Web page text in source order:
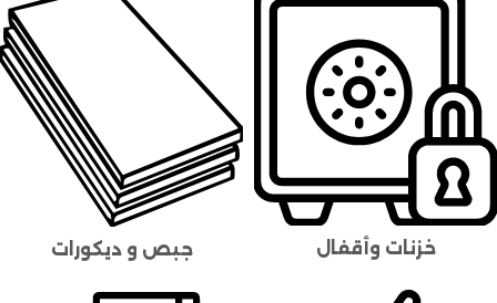
خزنات وأقفال جبص و ديكورات